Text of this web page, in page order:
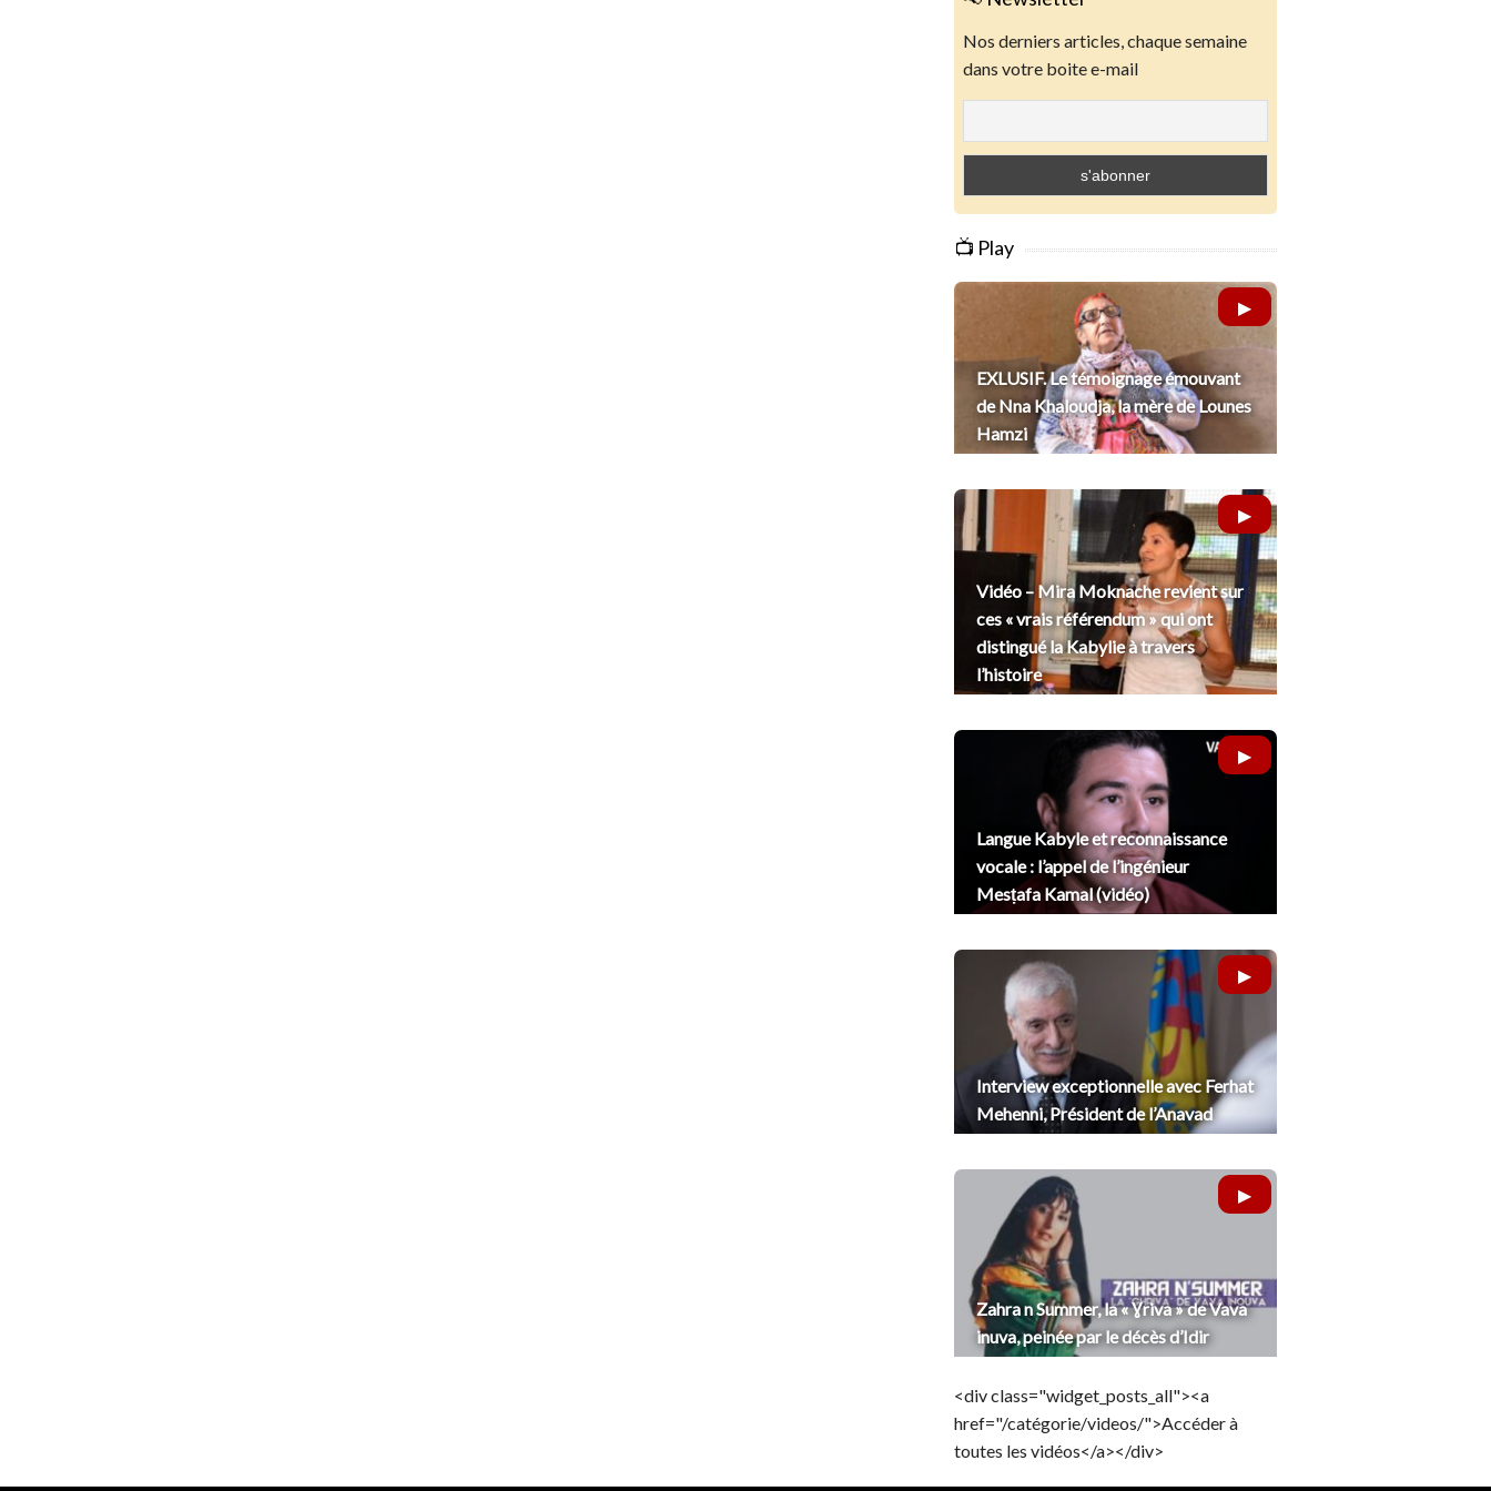
Nos derniers articles, chaque semaine
dans votre boite e-mail
📺 Play
EXLUSIF. Le témoignage émouvant
de Nna Khaloudja, la mère de Lounes
Hamzi
Vidéo – Mira Moknache revient sur
ces « vrais référendum » qui ont
distingué la Kabylie à travers
l’histoire
Langue Kabyle et reconnaissance
vocale : l’appel de l’ingénieur
Mesṭafa Kamal (vidéo)
Interview exceptionnelle avec Ferhat
Mehenni, Président de l’Anavad
Zahra n Summer, la « Ɣriva » de Vava
inuva, peinée par le décès d’Idir
<div class="widget_posts_all"><a
href="/catégorie/videos/">Accéder à
toutes les vidéos</a></div>